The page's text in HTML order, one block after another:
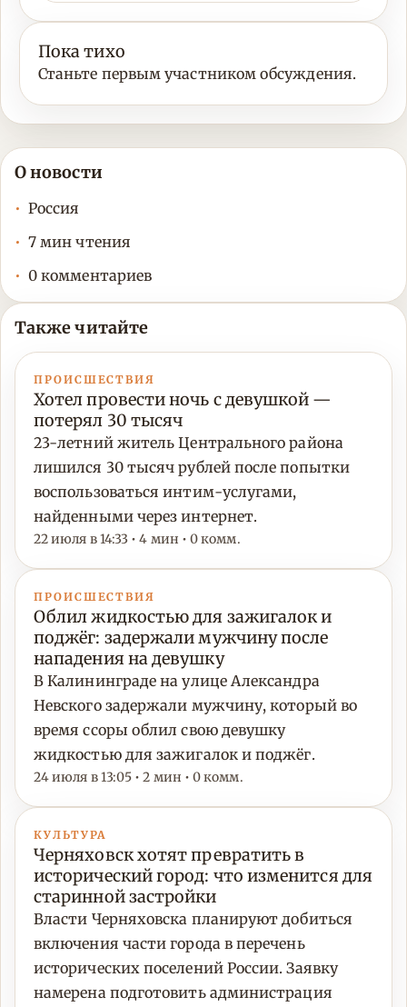
Пока тихо
Станьте первым участником обсуждения.
О новости
Россия
7 мин чтения
0 комментариев
Также читайте
ПРОИСШЕСТВИЯ
Хотел провести ночь с девушкой —
потерял 30 тысяч
23-летний житель Центрального района
лишился 30 тысяч рублей после попытки
воспользоваться интим-услугами,
найденными через интернет.
22 июля в 14:33 • 4 мин • 0 комм.
ПРОИСШЕСТВИЯ
Облил жидкостью для зажигалок и
поджёг: задержали мужчину после
нападения на девушку
В Калининграде на улице Александра
Невского задержали мужчину, который во
время ссоры облил свою девушку
жидкостью для зажигалок и поджёг.
24 июля в 13:05 • 2 мин • 0 комм.
КУЛЬТУРА
Черняховск хотят превратить в
исторический город: что изменится для
старинной застройки
Власти Черняховска планируют добиться
включения части города в перечень
исторических поселений России. Заявку
намерена подготовить администрация